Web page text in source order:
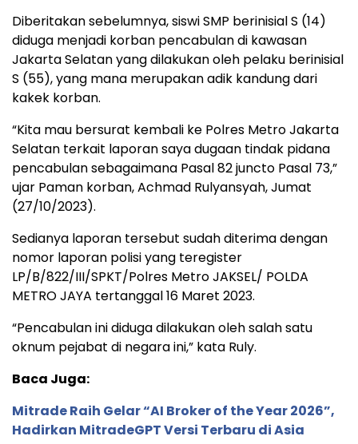
Diberitakan sebelumnya, siswi SMP berinisial S (14)
diduga menjadi korban pencabulan di kawasan
Jakarta Selatan yang dilakukan oleh pelaku berinisial
S (55), yang mana merupakan adik kandung dari
kakek korban.
“Kita mau bersurat kembali ke Polres Metro Jakarta
Selatan terkait laporan saya dugaan tindak pidana
pencabulan sebagaimana Pasal 82 juncto Pasal 73,”
ujar Paman korban, Achmad Rulyansyah, Jumat
(27/10/2023).
Sedianya laporan tersebut sudah diterima dengan
nomor laporan polisi yang teregister
LP/B/822/III/SPKT/Polres Metro JAKSEL/ POLDA
METRO JAYA tertanggal 16 Maret 2023.
“Pencabulan ini diduga dilakukan oleh salah satu
oknum pejabat di negara ini,” kata Ruly.
Baca Juga:
Mitrade Raih Gelar “AI Broker of the Year 2026”,
Hadirkan MitradeGPT Versi Terbaru di Asia